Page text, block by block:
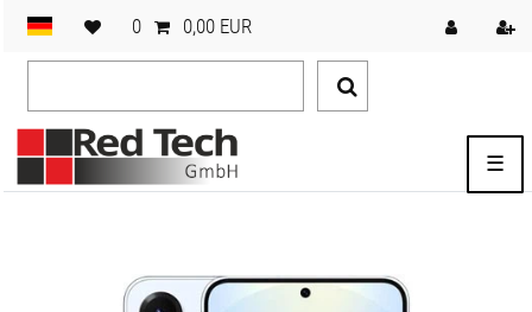
0 0,00 EUR
☰